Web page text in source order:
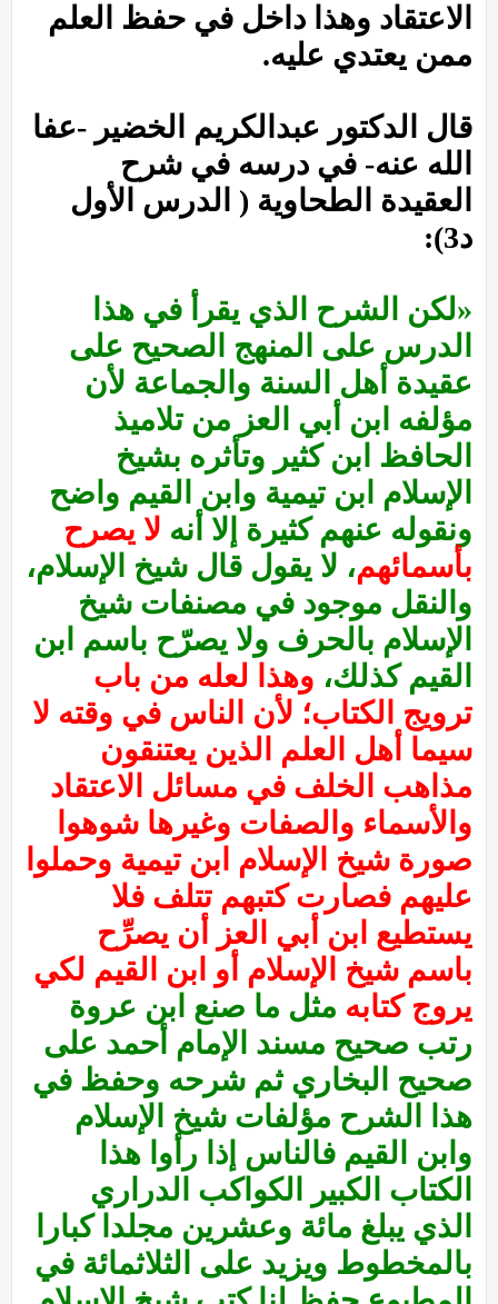
الاعتقاد وهذا داخل في حفظ العلم
ممن يعتدي عليه.
قال الدكتور عبدالكريم الخضير -عفا
الله عنه- في درسه في شرح
العقيدة الطحاوية ( الدرس الأول
د3):
«لكن الشرح الذي يقرأ في هذا
الدرس على المنهج الصحيح على
عقيدة أهل السنة والجماعة لأن
مؤلفه ابن أبي العز من تلاميذ
الحافظ ابن كثير وتأثره بشيخ
الإسلام ابن تيمية وابن القيم واضح
ونقوله عنهم كثيرة إلا أنه لا يصرح
بأسمائهم، لا يقول قال شيخ الإسلام،
والنقل موجود في مصنفات شيخ
الإسلام بالحرف ولا يصرّح باسم ابن
القيم كذلك، وهذا لعله من باب
ترويج الكتاب؛ لأن الناس في وقته لا
سيما أهل العلم الذين يعتنقون
مذاهب الخلف في مسائل الاعتقاد
والأسماء والصفات وغيرها شوهوا
صورة شيخ الإسلام ابن تيمية وحملوا
عليهم فصارت كتبهم تتلف فلا
يستطيع ابن أبي العز أن يصرِّح
باسم شيخ الإسلام أو ابن القيم لكي
يروج كتابه مثل ما صنع ابن عروة
رتب صحيح مسند الإمام أحمد على
صحيح البخاري ثم شرحه وحفظ في
هذا الشرح مؤلفات شيخ الإسلام
وابن القيم فالناس إذا رأوا هذا
الكتاب الكبير الكواكب الدراري
الذي يبلغ مائة وعشرين مجلدا كبارا
بالمخطوط ويزيد على الثلاثمائة في